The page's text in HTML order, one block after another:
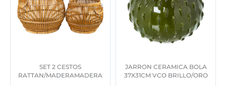
SET 2 CESTOS
RATTAN/MADERAMADERA
JARRON CERAMICA BOLA
37X31CM VCO BRILLO/ORO